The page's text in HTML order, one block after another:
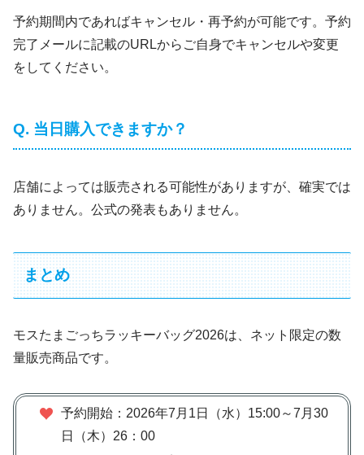
予約期間内であればキャンセル・再予約が可能です。予約
完了メールに記載のURLからご自身でキャンセルや変更
をしてください。
Q. 当日購入できますか？
店舗によっては販売される可能性がありますが、確実では
ありません。公式の発表もありません。
まとめ
モスたまごっちラッキーバッグ2026は、ネット限定の数
量販売商品です。
予約開始：2026年7月1日（水）15:00～7月30
日（木）26：00